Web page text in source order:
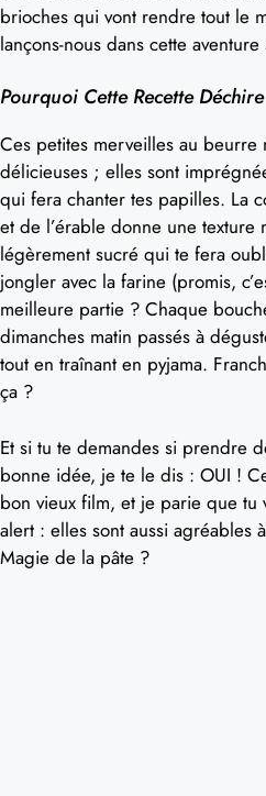
brioches qui vont rendre tout le
lançons-nous dans cette aventure
Pourquoi Cette Recette Déchire
Ces petites merveilles au beurre
délicieuses ; elles sont
qui fera chanter tes papilles. La
et de l’érable donne une texture
légèrement sucré qui te fera
jongler avec la farine (promis,
meilleure partie ? Chaque
dimanches matin passés à
tout en traînant en pyjama.
ça ?
Et si tu te demandes si prendre
bonne idée, je te le dis : OUI !
bon vieux film, et je parie que tu
alert : elles sont aussi agréables
Magie de la pâte ?